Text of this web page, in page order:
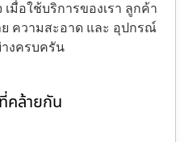
มื่อใช้บริการของเรา ลูกค้า
ความสะอาด และ อุปกรณ์
งครบครัน
คล้ายกัน